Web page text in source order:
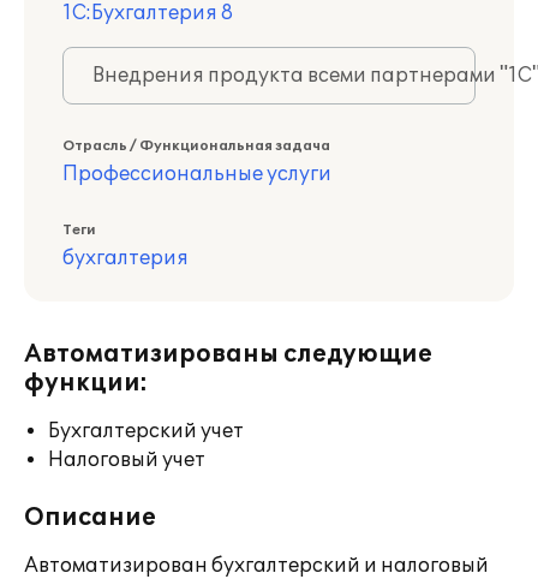
1С:Бухгалтерия 8
Внедрения продукта всеми партнерами
Отрасль / Функциональная задача
Профессиональные услуги
Теги
бухгалтерия
Автоматизированы следующие
функции:
Бухгалтерский учет
Налоговый учет
Описание
Автоматизирован бухгалтерский и налоговый